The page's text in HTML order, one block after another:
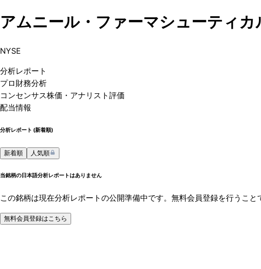
アムニール・ファーマシューティカ
NYSE
分析レポート
プロ 財務分析
コンセンサス株価 ・アナリスト評価
配当情報
分析レポート (新着順)
新着順 人気順
当銘柄の日本語分析レポートはありません
この銘柄は現在分析レポートの公開準備中です。無料会員登録を行うこ
無料会員登録はこちら